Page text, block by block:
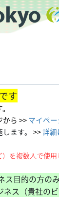
す
ら >>マイペ
ます。 >>詳細
複数人で使用
目的の方のみ
ス（貴社のビ